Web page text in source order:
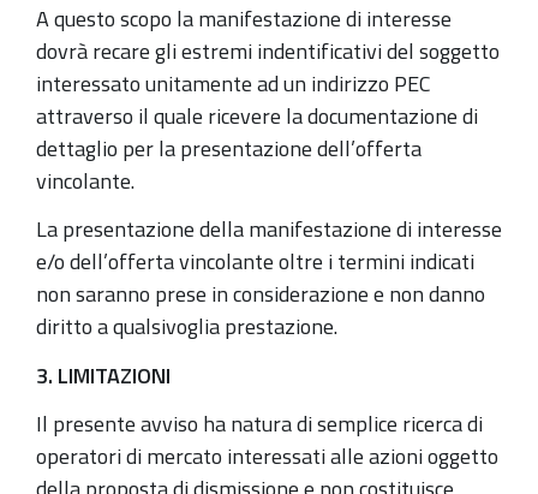
A questo scopo la manifestazione di interesse
dovrà recare gli estremi indentificativi del soggetto
interessato unitamente ad un indirizzo PEC
attraverso il quale ricevere la documentazione di
dettaglio per la presentazione dell’offerta
vincolante.
La presentazione della manifestazione di interesse
e/o dell’offerta vincolante oltre i termini indicati
non saranno prese in considerazione e non danno
diritto a qualsivoglia prestazione.
3. LIMITAZIONI
Il presente avviso ha natura di semplice ricerca di
operatori di mercato interessati alle azioni oggetto